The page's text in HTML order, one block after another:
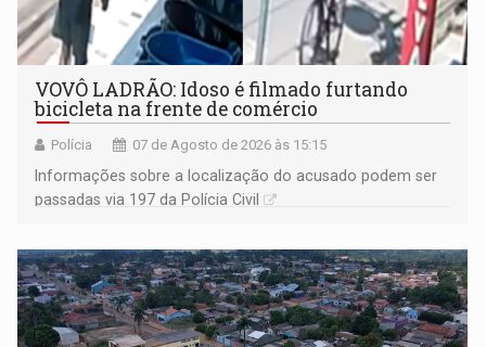
VOVÔ LADRÃO: Idoso é filmado furtando
bicicleta na frente de comércio
Polícia 07 de Agosto de 2026 às 15:15
Informações sobre a localização do acusado podem ser
passadas via 197 da Polícia Civil